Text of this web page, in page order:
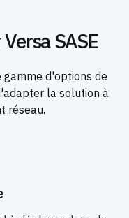
SASE
gamme d'options de
la solution à
réseau.